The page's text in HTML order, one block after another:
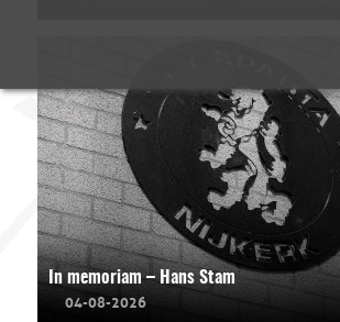
In memoriam – Hans Stam
04-08-2026